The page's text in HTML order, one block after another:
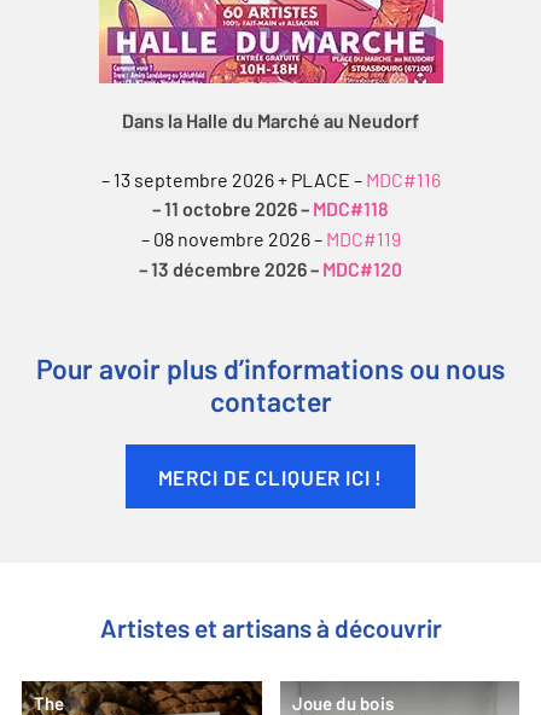
Dans la Halle du Marché au Neudorf
– 13 septembre 2026 + PLACE – MDC#116
– 11 octobre 2026 – MDC#118
– 08 novembre 2026 – MDC#119
– 13 décembre 2026 – MDC#120
Pour avoir plus d’informations ou nous
contacter
MERCI DE CLIQUER ICI !
Artistes et artisans à découvrir
The
Joue du bois